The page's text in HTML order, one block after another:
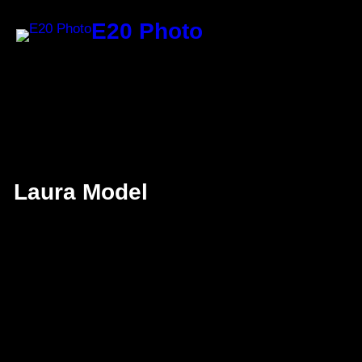
E20 Photo
Laura Model